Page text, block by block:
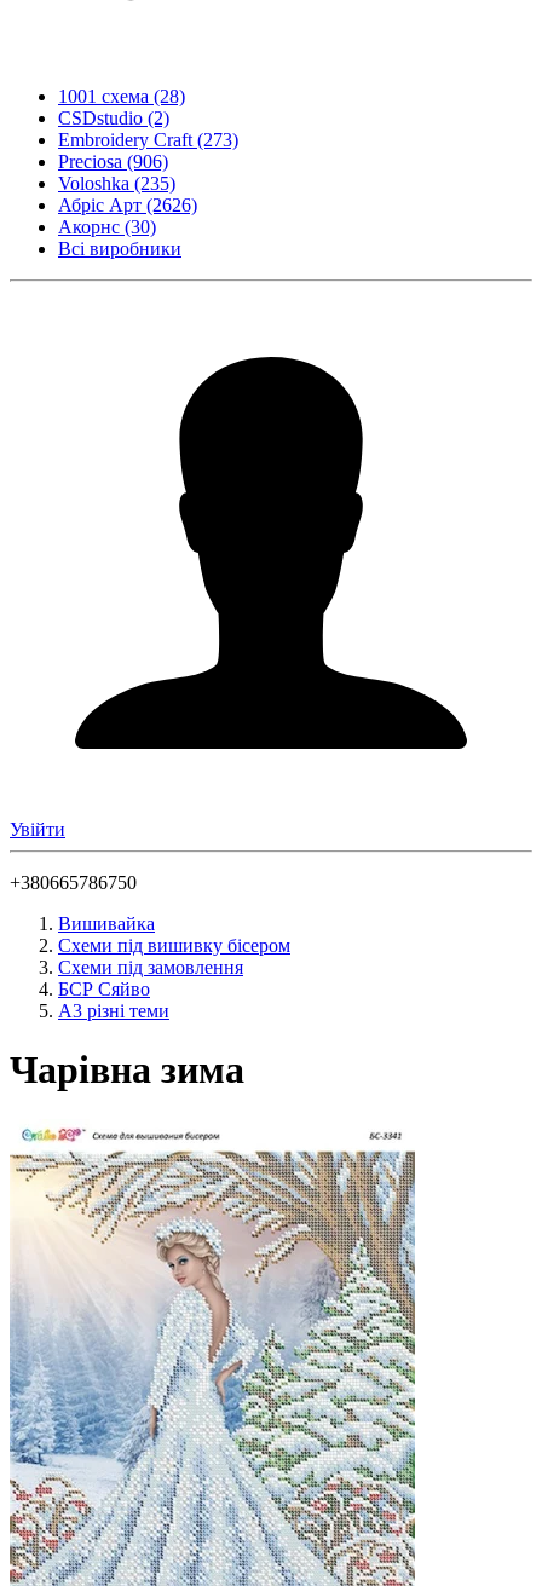
1001 схема (28)
CSDstudio (2)
Embroidery Craft (273)
Preciosa (906)
Voloshka (235)
Абріс Арт (2626)
Акорнс (30)
Всі виробники
Увійти
+380665786750
Вишивайка
Схеми під вишивку бісером
Схеми під замовлення
БСР Сяйво
А3 різні теми
Чарівна зима